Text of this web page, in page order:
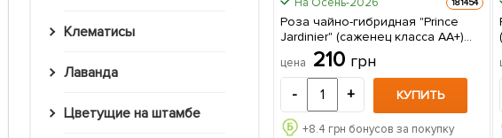
Клематисы
Лаванда
Цветущие на штамбе
181454
Роза чайно-гибридная "Prince
Jardinier" (саженец класса АА+)
высший сорт 1 саженец в
упаковке
цена 210 грн
- + КУПИТЬ
+8.4 грн бонусов за покупку